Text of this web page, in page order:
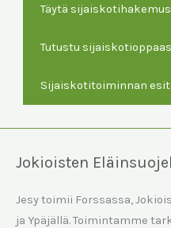
Täytä sijaiskotihakemus
Tutustu
Sijaiskotitoiminnan
Jokioisten
Jesy toimii Forssassa,
ja Ypäjällä. Toimintamme